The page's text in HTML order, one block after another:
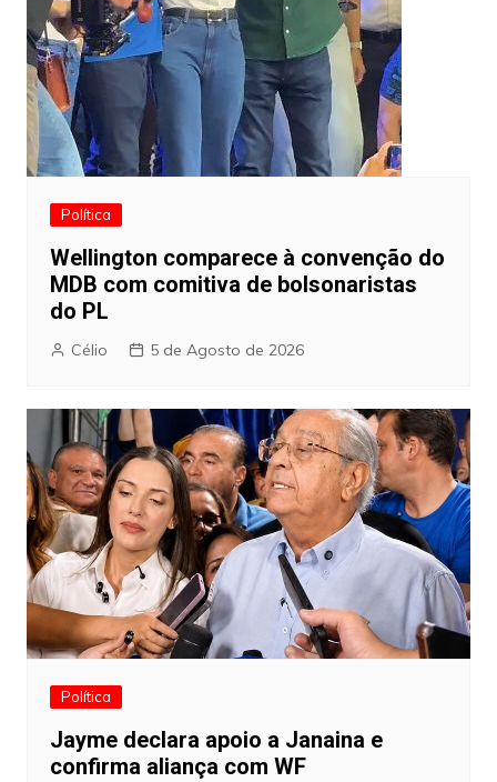
Política
Wellington comparece à convenção do
MDB com comitiva de bolsonaristas
do PL
Célio 5 de Agosto de 2026
Política
Jayme declara apoio a Janaina e
confirma aliança com WF